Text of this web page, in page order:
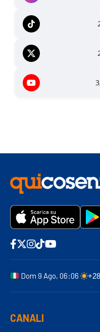
Dom 9 Ago, 06:06
CANALI